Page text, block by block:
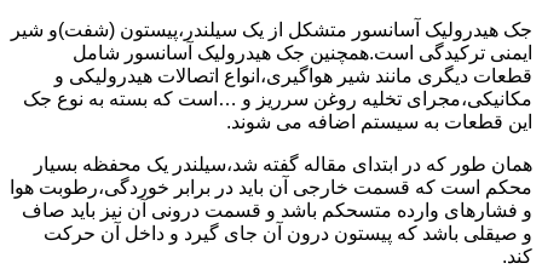
جک هیدرولیک آسانسور متشکل از یک سیلندر،پیستون (شفت)و شیر
ایمنی ترکیدگی است.همچنین جک هیدرولیک آسانسور شامل
قطعات دیگری مانند شیر هواگیری،انواع اتصالات هیدرولیکی و
مکانیکی،مجرای تخلیه روغن سرریز و …است که بسته به نوع جک
این قطعات به سیستم اضافه می شوند.
همان طور که در ابتدای مقاله گفته شد،سیلندر یک محفظه بسیار
محکم است که قسمت خارجی آن باید در برابر خوردگی،رطوبت هوا
و فشارهای وارده متسحکم باشد و قسمت درونی آن نیز باید صاف
و صیقلی باشد که پیستون درون آن جای گیرد و داخل آن حرکت
کند.